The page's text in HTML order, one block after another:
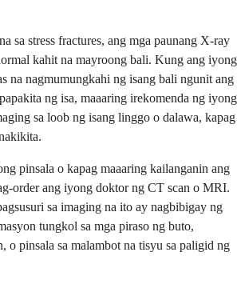
sa stress fractures, ang mga paunang X-ray
kahit na mayroong bali. Kung ang iyong
na nagmumungkahi ng isang bali ngunit ang
ng isa, maaaring irekomenda ng iyong
sa loob ng isang linggo o dalawa, kapag
pinsala o kapag maaaring kailanganin ang
order ang iyong doktor ng CT scan o MRI.
sa imaging na ito ay nagbibigay ng
tungkol sa mga piraso ng buto,
o pinsala sa malambot na tisyu sa paligid ng